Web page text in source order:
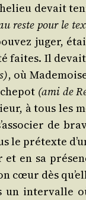
devait
reste pour le
juger,
faites. Il
, où
(ami de
à tous les
de
le pré­texte
et en sa
cœur dès
un inter­valle